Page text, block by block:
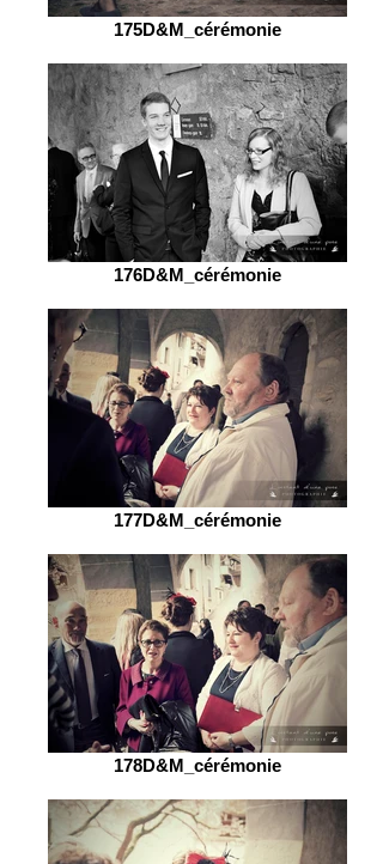
175D&M_cérémonie
176D&M_cérémonie
177D&M_cérémonie
178D&M_cérémonie